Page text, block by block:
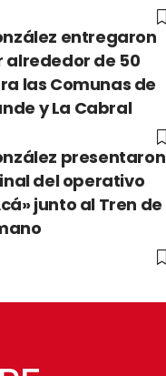
entregaron
alrededor de 50
las Comunas de
y La Cabral
presentaron
del operativo
junto al Tren de